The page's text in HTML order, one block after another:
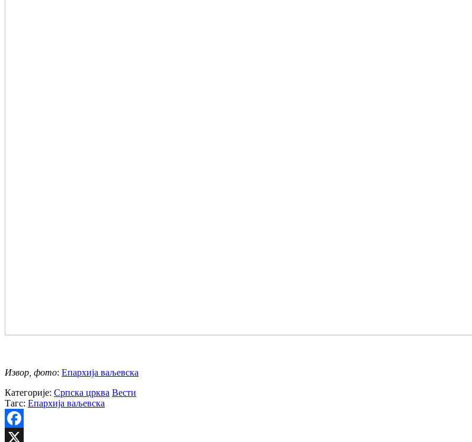
Извор, фото: Епархија ваљевска
Категорије: Српска црква Вести
Тагс: Епархија ваљевска
Facebook